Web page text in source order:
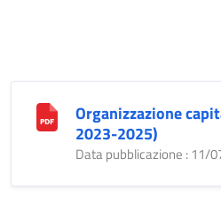
Organizzazione
2023-2025)
Data pubblicazione : 11/